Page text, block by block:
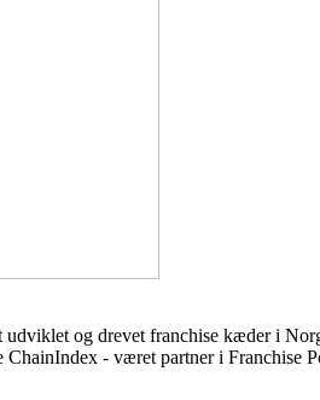
og drevet franchise kæder i
- været partner i